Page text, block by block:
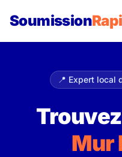
Soumission
📍 Expert local
Mur